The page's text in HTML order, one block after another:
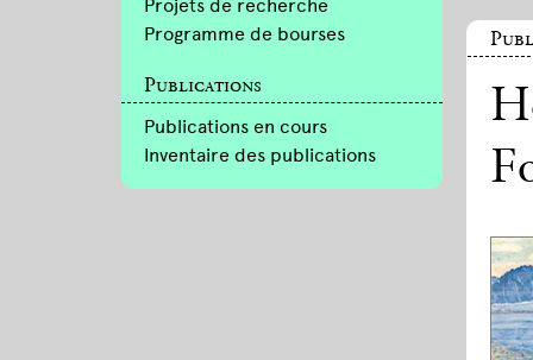
Projets de recherche
Programme de bourses
Publications
Publications en cours
Inventaire des publications